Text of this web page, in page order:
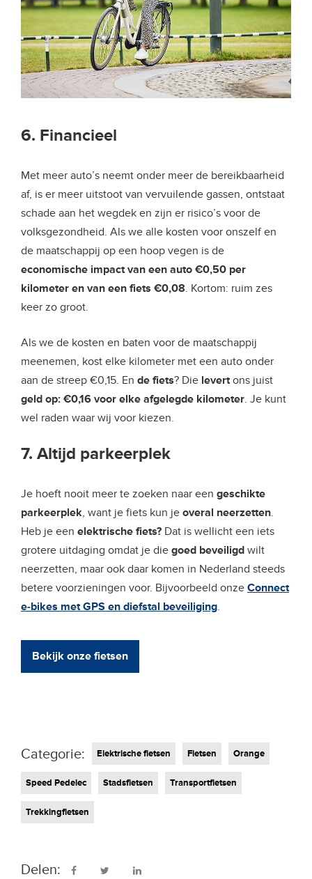
6. Financieel
Met meer auto’s neemt onder meer de bereikbaarheid
af, is er meer uitstoot van vervuilende gassen, ontstaat
schade aan het wegdek en zijn er risico’s voor de
volksgezondheid. Als we alle kosten voor onszelf en
de maatschappij op een hoop vegen is de
economische impact van een auto €0,50 per
kilometer en van een fiets €0,08. Kortom: ruim zes
keer zo groot.
Als we de kosten en baten voor de maatschappij
meenemen, kost elke kilometer met een auto onder
aan de streep €0,15. En de fiets? Die levertons juist
geld op: €0,16 voor elke afgelegde kilometer. Je kunt
wel raden waar wij voor kiezen.
7. Altijd parkeerplek
Je hoeft nooit meer te zoeken naar een geschikte
parkeerplek, want je fiets kun je overal neerzetten.
Heb je een elektrische fiets? Dat is wellicht een iets
grotere uitdaging omdat je die goed beveiligd wilt
neerzetten, maar ook daar komen in Nederland steeds
betere voorzieningen voor. Bijvoorbeeld onze Connect
e-bikes met GPS en diefstal beveiliging.
Bekijk onze fietsen
Categorie: Elektrische fietsen Fietsen Orange
Speed Pedelec Stadsfietsen Transportfietsen
Trekkingfietsen
Delen: